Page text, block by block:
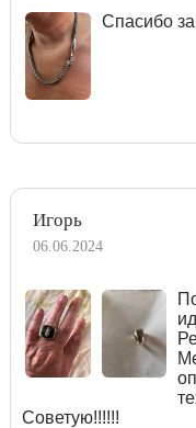
Спасибо
Игорь
06.06.2024
Советую!!!!!!